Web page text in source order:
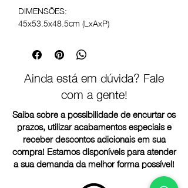
DIMENSÕES:
45x53.5x48.5cm (LxAxP)
Ainda está em dúvida? Fale
com a gente!
Saiba sobre a possibilidade de encurtar os
prazos, utilizar acabamentos especiais e
receber descontos adicionais em sua
compra! Estamos disponíveis para atender
a sua demanda da melhor forma possível!